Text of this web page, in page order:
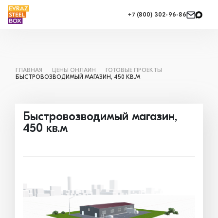
+7 (800) 302-96-86
ГЛАВНАЯ ЦЕНЫ ОНЛАЙН
ГОТОВЫЕ ПРОЕКТЫ
БЫСТРОВОЗВОДИМЫЙ МАГАЗИН, 450 КВ.М
Быстровозводимый магазин,
450 кв.м